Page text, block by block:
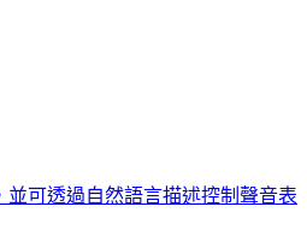
並可透過自然語言描述控制聲音表